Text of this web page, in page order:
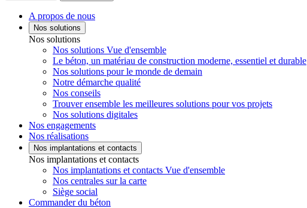
A propos de nous
Nos solutions
Nos solutions
Nos solutions Vue d'ensemble
Le béton, un matériau de construction moderne, essentiel et durable
Nos solutions pour le monde de demain
Notre démarche qualité
Nos conseils
Trouver ensemble les meilleures solutions pour vos projets
Nos solutions digitales
Nos engagements
Nos réalisations
Nos implantations et contacts
Nos implantations et contacts
Nos implantations et contacts Vue d'ensemble
Nos centrales sur la carte
Siège social
Commander du béton